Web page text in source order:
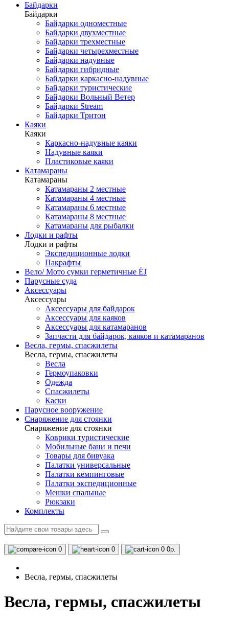
Байдарки
Байдарки
Байдарки одноместные
Байдарки двухместные
Байдарки трехместные
Байдарки четырехместные
Байдарки надувные
Байдарки гибридные
Байдарки каркасно-надувные
Байдарки туристические
Байдарки Вольный Ветер
Байдарки Stream
Байдарки Тритон
Каяки
Каяки
Каркасно-надувные каяки
Надувные каяки
Пластиковые каяки
Катамараны
Катамараны
Катамараны 2 местные
Катамараны 4 местные
Катамараны 6 местные
Катамараны 8 местные
Катамараны для рыбалки
Лодки и рафты
Лодки и рафты
Экспедиционные лодки
Пакрафты
Вело/ Мото сумки герметичные ЁJ
Парусные суда
Аксессуары
Аксессуары
Аксессуары для байдарок
Аксессуары для каяков
Аксессуары для катамаранов
Запчасти для байдарок, каяков и катамаранов
Весла, гермы, спасжилеты
Весла, гермы, спасжилеты
Весла
Гермоупаковки
Одежда
Спасжилеты
Каски
Парусное вооружение
Снаряжение для стоянки
Снаряжение для стоянки
Коврики туристические
Мобильные бани и печи
Товары для бивуака
Палатки универсальные
Палатки кемпинговые
Палатки экспедиционные
Мешки спальные
Рюкзаки
Комплекты
0 0 0 0р.
Весла, гермы, спасжилеты
Весла, гермы, спасжилеты